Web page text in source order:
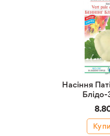
Насіння